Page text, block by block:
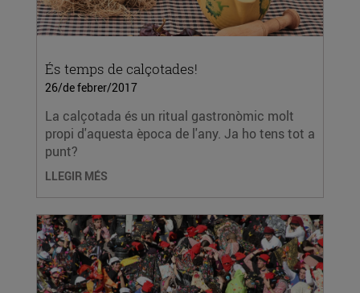
És temps de calçotades!
26/de febrer/2017
La calçotada és un ritual gastronòmic molt
propi d'aquesta època de l'any. Ja ho tens tot a
punt?
LLEGIR MÉS